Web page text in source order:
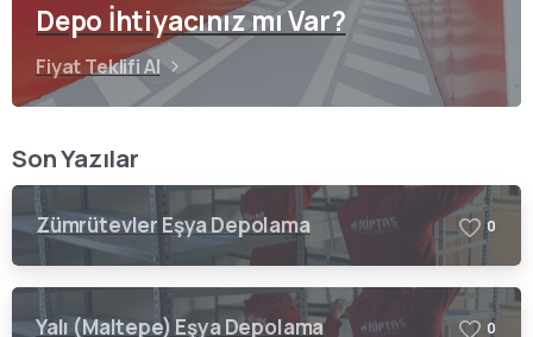
Depo İhtiyacınız mı Var?
Fiyat Teklifi Al
Son Yazılar
Zümrütevler Eşya Depolama 0
Yalı (Maltepe) Eşya Depolama 0